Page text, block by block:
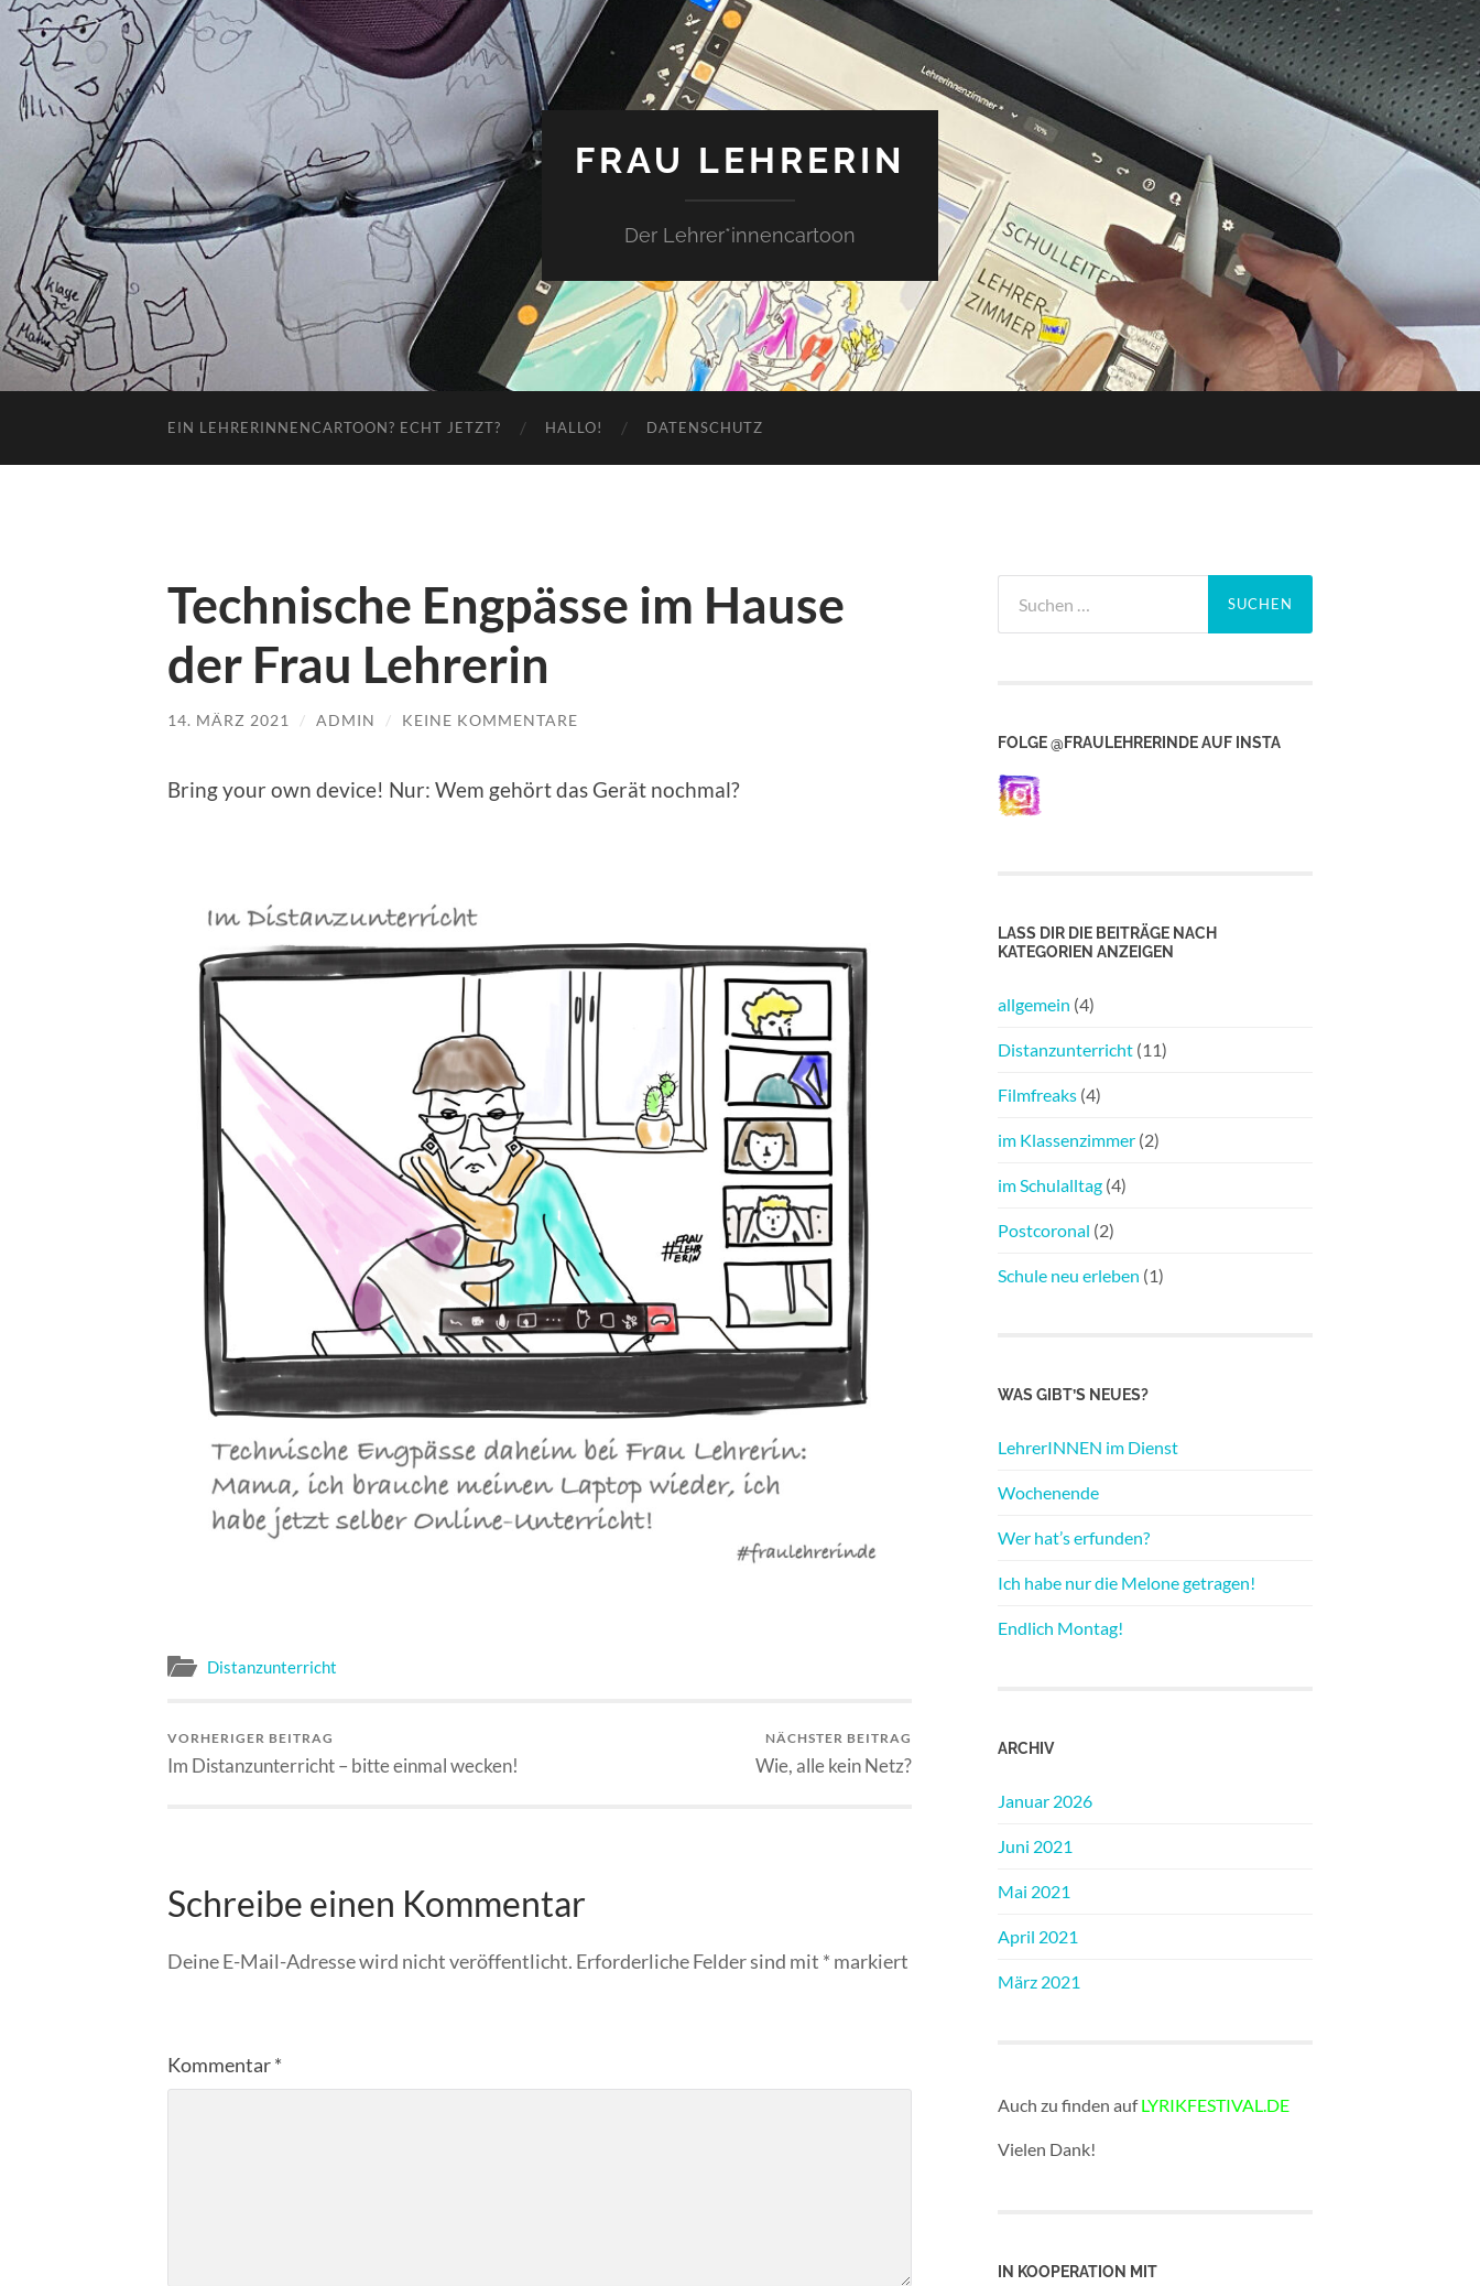
FRAU LEHRERIN
Der Lehrer*innencartoon
EIN LEHRERINNENCARTOON? ECHT JETZT? HALLO! DATENSCHUTZ
Technische Engpässe im Hause
der Frau Lehrerin
14. MÄRZ 2021 / ADMIN / KEINE KOMMENTARE
Bring your own device! Nur: Wem gehört das Gerät nochmal?
Distanzunterricht
VORHERIGER BEITRAG
Im Distanzunterricht – bitte einmal wecken!
NÄCHSTER BEITRAG
Wie, alle kein Netz?
Schreibe einen Kommentar
Deine E-Mail-Adresse wird nicht veröffentlicht. Erforderliche Felder sind mit * markiert
Kommentar*
nach:
FOLGE @FRAULEHRERINDE AUF INSTA
LASS DIR DIE BEITRÄGE NACH
KATEGORIEN ANZEIGEN
allgemein (4)
Distanzunterricht (11)
Filmfreaks (4)
im Klassenzimmer (2)
im Schulalltag (4)
Postcoronal (2)
Schule neu erleben (1)
WAS GIBT’S NEUES?
LehrerINNEN im Dienst
Wochenende
Wer hat’s erfunden?
Ich habe nur die Melone getragen!
Endlich Montag!
ARCHIV
Januar 2026
Juni 2021
Mai 2021
April 2021
März 2021
Auch zu finden aufLYRIKFESTIVAL.DE
Vielen Dank!
IN KOOPERATION MIT